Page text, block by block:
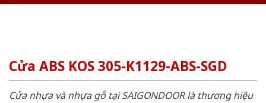
Cửa ABS KOS 305-K1129-ABS-SGD
Cửa nhựa và nhựa gỗ tại SAIGONDOOR là thương hiệu